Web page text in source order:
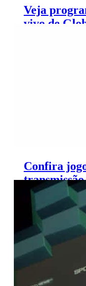
Veja
vivo de
Premiere
Confira
de junho)